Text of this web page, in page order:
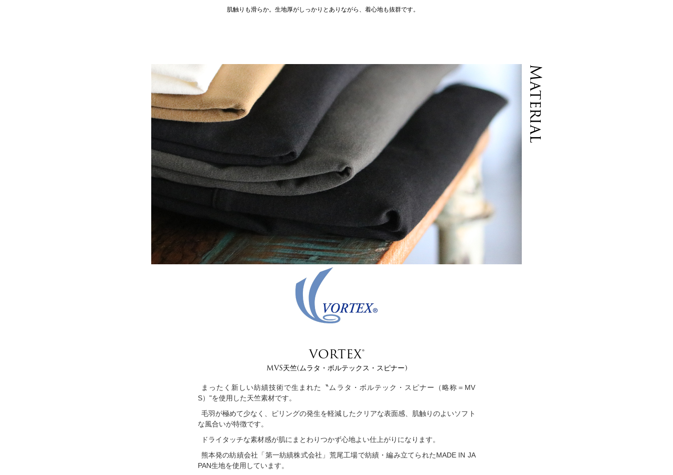
肌触りも滑らか。生地厚がしっかりとありながら、着心地も抜群です。
Material
VORTEX®
MVS天竺(ムラタ・ボルテックス・スピナー)
まったく新しい紡績技術で生まれた〝ムラタ・ボルテック・スピナー（略称＝MV
S）"を使用した天竺素材です。
毛羽が極めて少なく、ピリングの発生を軽減したクリアな表面感、肌触りのよいソフト
な風合いが特徴です。
ドライタッチな素材感が肌にまとわりつかず心地よい仕上がりになります。
熊本発の紡績会社「第一紡績株式会社」荒尾工場で紡績・編み立てられたMADE IN JA
PAN生地を使用しています。